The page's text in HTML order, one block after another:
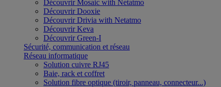
Découvrir Mosaic with Netatmo
Découvrir Dooxie
Découvrir Drivia with Netatmo
Découvrir Keva
Découvrir Green-I
Sécurité, communication et réseau
Réseau informatique
Solution cuivre RJ45
Baie, rack et coffret
Solution fibre optique (tiroir, panneau, connecteur...)